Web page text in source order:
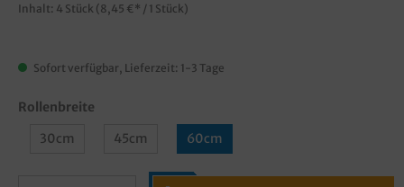
Inhalt: 4 Stück (8,45 €* / 1 Stück)
Sofort verfügbar, Lieferzeit: 1-3 Tage
Rollenbreite
30cm
45cm 60cm